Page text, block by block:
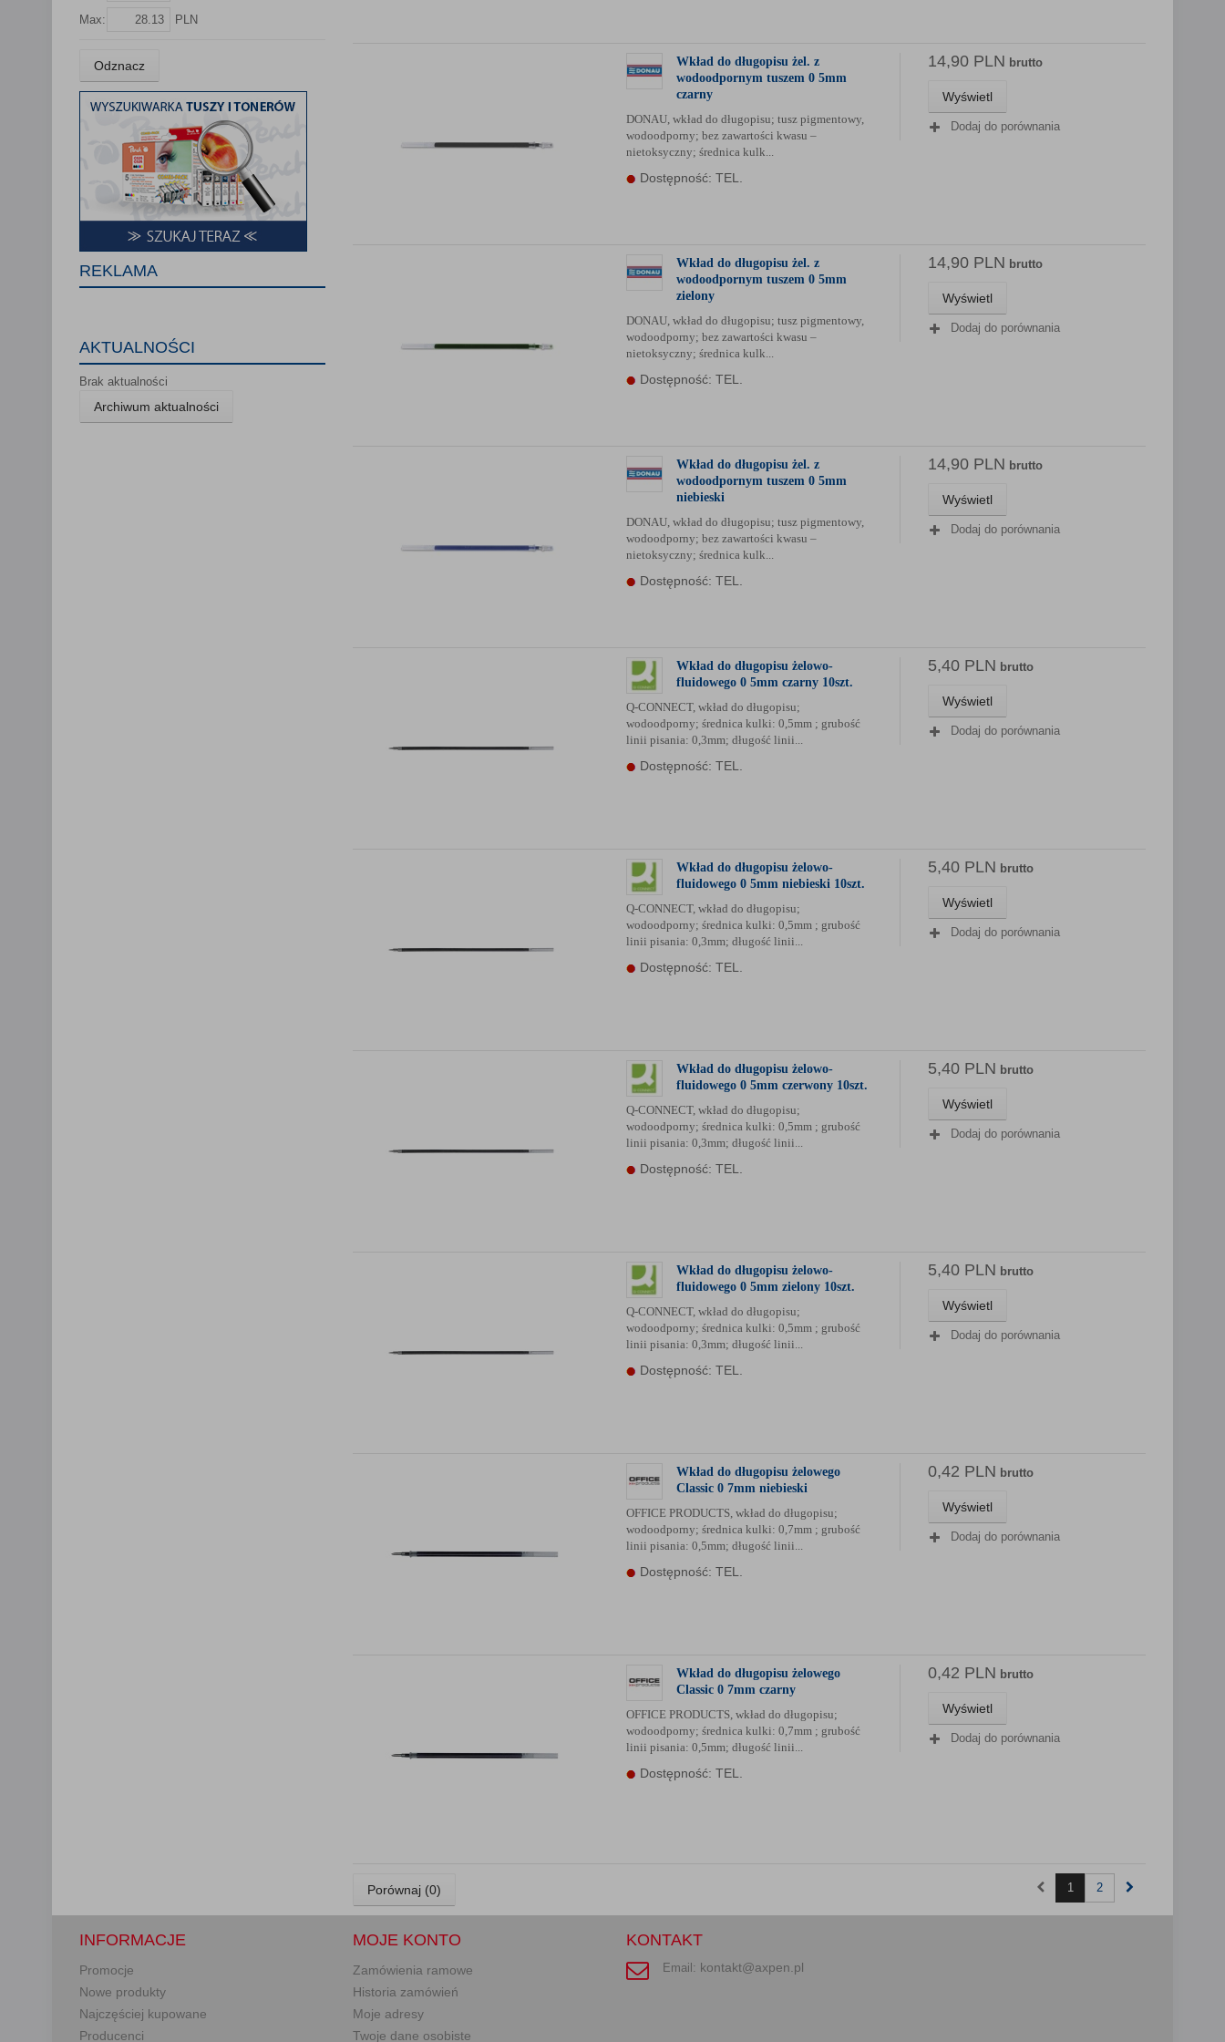
Max: PLN
Odznacz
REKLAMA
AKTUALNOŚCI
Brak aktualności
Archiwum aktualności
Wkład do długopisu żel. z
wodoodpornym tuszem 0 5mm
czarny
DONAU, wkład do długopisu; tusz pigmentowy,
wodoodporny; bez zawartości kwasu –
nietoksyczny; średnica kulk...
Dostępność: TEL.
14,90 PLN brutto
Wyświetl
Dodaj do porównania
Wkład do długopisu żel. z
wodoodpornym tuszem 0 5mm
zielony
DONAU, wkład do długopisu; tusz pigmentowy,
wodoodporny; bez zawartości kwasu –
nietoksyczny; średnica kulk...
Dostępność: TEL.
14,90 PLN brutto
Wyświetl
Dodaj do porównania
Wkład do długopisu żel. z
wodoodpornym tuszem 0 5mm
niebieski
DONAU, wkład do długopisu; tusz pigmentowy,
wodoodporny; bez zawartości kwasu –
nietoksyczny; średnica kulk...
Dostępność: TEL.
14,90 PLN brutto
Wyświetl
Dodaj do porównania
Wkład do długopisu żelowo-
fluidowego 0 5mm czarny 10szt.
Q-CONNECT, wkład do długopisu;
wodoodporny; średnica kulki: 0,5mm ; grubość
linii pisania: 0,3mm; długość linii...
Dostępność: TEL.
5,40 PLN brutto
Wyświetl
Dodaj do porównania
Wkład do długopisu żelowo-
fluidowego 0 5mm niebieski 10szt.
Q-CONNECT, wkład do długopisu;
wodoodporny; średnica kulki: 0,5mm ; grubość
linii pisania: 0,3mm; długość linii...
Dostępność: TEL.
5,40 PLN brutto
Wyświetl
Dodaj do porównania
Wkład do długopisu żelowo-
fluidowego 0 5mm czerwony 10szt.
Q-CONNECT, wkład do długopisu;
wodoodporny; średnica kulki: 0,5mm ; grubość
linii pisania: 0,3mm; długość linii...
Dostępność: TEL.
5,40 PLN brutto
Wyświetl
Dodaj do porównania
Wkład do długopisu żelowo-
fluidowego 0 5mm zielony 10szt.
Q-CONNECT, wkład do długopisu;
wodoodporny; średnica kulki: 0,5mm ; grubość
linii pisania: 0,3mm; długość linii...
Dostępność: TEL.
5,40 PLN brutto
Wyświetl
Dodaj do porównania
Wkład do długopisu żelowego
Classic 0 7mm niebieski
OFFICE PRODUCTS, wkład do długopisu;
wodoodporny; średnica kulki: 0,7mm ; grubość
linii pisania: 0,5mm; długość linii...
Dostępność: TEL.
0,42 PLN brutto
Wyświetl
Dodaj do porównania
Wkład do długopisu żelowego
Classic 0 7mm czarny
OFFICE PRODUCTS, wkład do długopisu;
wodoodporny; średnica kulki: 0,7mm ; grubość
linii pisania: 0,5mm; długość linii...
Dostępność: TEL.
0,42 PLN brutto
Wyświetl
Dodaj do porównania
Porównaj (0) 1 2
INFORMACJE
Promocje
Nowe produkty
Najczęściej kupowane
Producenci
MOJE KONTO
Zamówienia ramowe
Historia zamówień
Moje adresy
Twoje dane osobiste
KONTAKT
Email: kontakt@axpen.pl